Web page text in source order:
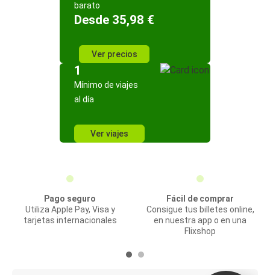
barato
Desde 35,98 €
Ver precios
1
Mínimo de viajes
al día
Ver viajes
Pago seguro
Utiliza Apple Pay, Visa y
tarjetas internacionales
Fácil de comprar
Consigue tus billetes online,
en nuestra app o en una
Flixshop